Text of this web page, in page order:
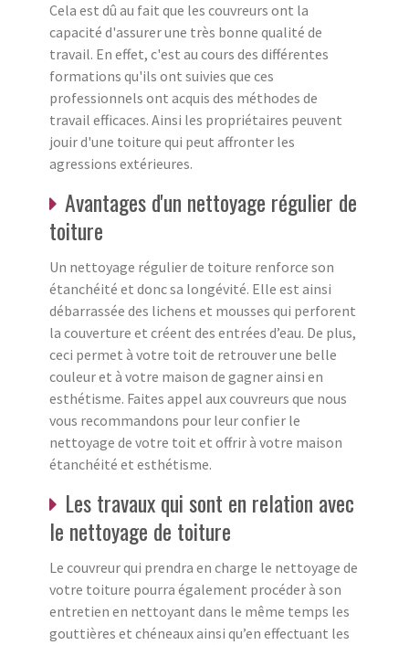
Cela est dû au fait que les couvreurs ont la
capacité d'assurer une très bonne qualité de
travail. En effet, c'est au cours des différentes
formations qu'ils ont suivies que ces
professionnels ont acquis des méthodes de
travail efficaces. Ainsi les propriétaires peuvent
jouir d'une toiture qui peut affronter les
agressions extérieures.
Avantages d'un nettoyage régulier de
toiture
Un nettoyage régulier de toiture renforce son
étanchéité et donc sa longévité. Elle est ainsi
débarrassée des lichens et mousses qui perforent
la couverture et créent des entrées d’eau. De plus,
ceci permet à votre toit de retrouver une belle
couleur et à votre maison de gagner ainsi en
esthétisme. Faites appel aux couvreurs que nous
vous recommandons pour leur confier le
nettoyage de votre toit et offrir à votre maison
étanchéité et esthétisme.
Les travaux qui sont en relation avec
le nettoyage de toiture
Le couvreur qui prendra en charge le nettoyage de
votre toiture pourra également procéder à son
entretien en nettoyant dans le même temps les
gouttières et chéneaux ainsi qu’en effectuant les